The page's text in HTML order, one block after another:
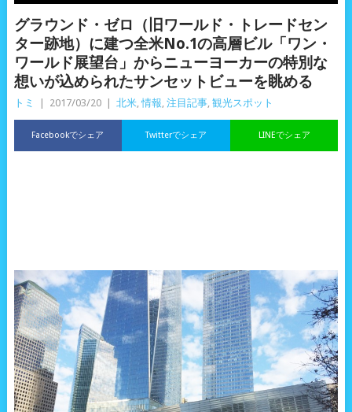
グラウンド・ゼロ（旧ワールド・トレードセン
ター跡地）に建つ全米No.1の高層ビル「ワン・
ワールド展望台」からニューヨーカーの特別な
想いが込められたサンセットビューを眺める
トミ 2017/03/20 北米,情報 注目記事, 観光スポット
Facebookでシェア LINEでシェア
Twitterでシェア